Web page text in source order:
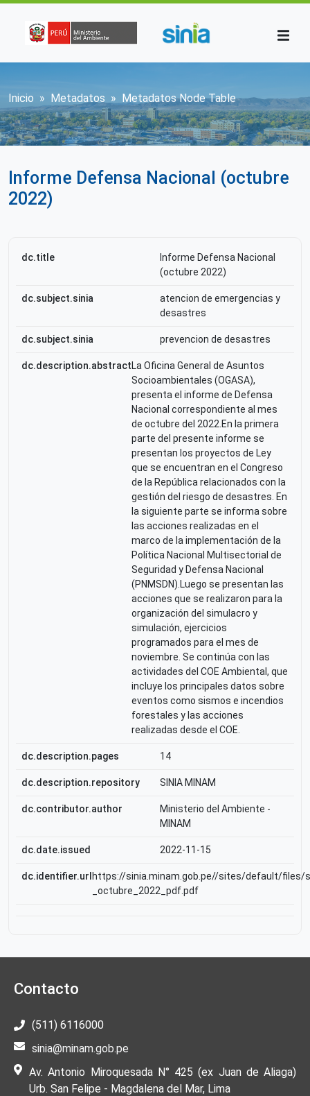
Sobrescribir enlaces de ayuda a la
Inicio Metadatos Metadatos Node Table
Informe Defensa Nacional (octubre
2022)
dc.title
Informe Defensa Nacional
(octubre 2022)
dc.subject.sinia
atencion de emergencias y
desastres
dc.subject.sinia prevencion de desastres
dc.description.abstractLa Oficina General de Asuntos
Socioambientales (OGASA),
presenta el informe de Defensa
Nacional correspondiente al mes
de octubre del 2022.En la primera
parte del presente informe se
presentan los proyectos de Ley
que se encuentran en el Congreso
de la República relacionados con la
gestión del riesgo de desastres. En
la siguiente parte se informa sobre
las acciones realizadas en el
marco de la implementación de la
Política Nacional Multisectorial de
Seguridad y Defensa Nacional
(PNMSDN).Luego se presentan las
acciones que se realizaron para la
organización del simulacro y
simulación, ejercicios
programados para el mes de
noviembre. Se continúa con las
actividades del COE Ambiental, que
incluye los principales datos sobre
eventos como sismos e incendios
forestales y las acciones
realizadas desde el COE.
dc.description.pages 14
dc.description.repository SINIA MINAM
dc.contributor.author
Ministerio del Ambiente -
MINAM
dc.date.issued 2022-11-15
dc.identifier.url https://sinia.minam.gob.pe//sites/default/
_octubre_2022_pdf.pdf
Contacto
(511) 6116000
sinia@minam.gob.pe
Av. Antonio Miroquesada N° 425 (ex Juan de Aliaga)
Urb. San Felipe - Magdalena del Mar, Lima